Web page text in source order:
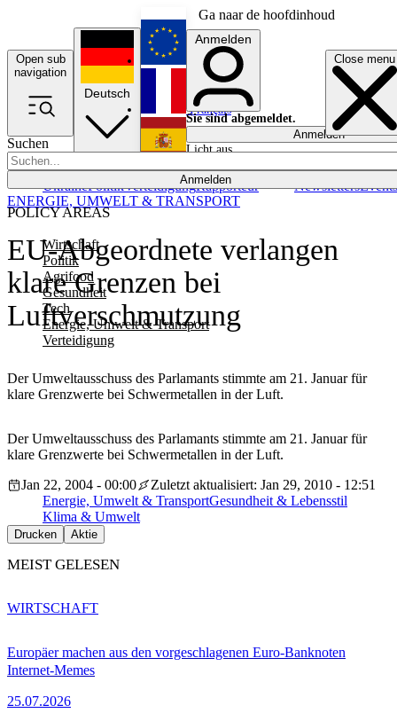
Ga naar de hoofdinhoud
Open sub
navigation
Close menu
Suchen
Anmelden
POLICY AREAS
Wirtschaft
Politik
Agrifood
Gesundheit
Tech
Energie, Umwelt & Transport
Verteidigung
UkrainePolitikVerteidigungRapporteur NewslettersEvents
Deutsch
English
Français
Anmelden
Sie sind abgemeldet.
Anmelden
Licht aus
EU-Abgeordnete verlangen
klare Grenzen bei
Luftverschmutzung
Der Umweltausschuss des Parlamants stimmte am 21. Januar für
klare Grenzwerte bei Schwermetallen in der Luft.
ENERGIE, UMWELT & TRANSPORT
Der Umweltausschuss des Parlamants stimmte am 21. Januar für
klare Grenzwerte bei Schwermetallen in der Luft.
Jan 22, 2004 - 00:00
Zuletzt aktualisiert: Jan 29, 2010 - 12:51
Energie, Umwelt & TransportGesundheit & Lebensstil
Klima & Umwelt
Drucken Aktie
MEIST GELESEN
Europäer machen aus den vorgeschlagenen Euro-Banknoten
Internet-Memes
25.07.2026
WIRTSCHAFT